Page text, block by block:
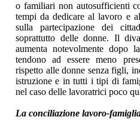
o familiari non autosufficienti
tempi da dedicare al lavoro e
sulla partecipazione dei
soprattutto delle donne. Il
aumenta notevolmente dopo
tendono ad essere meno
rispetto alle donne senza figli,
istruzione e in tutti i tipi di
nel caso delle lavoratrici poco
La conciliazione lavoro-